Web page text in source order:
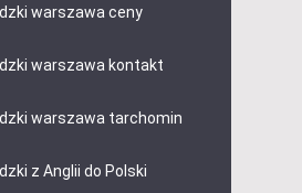
warszawa ceny
warszawa kontakt
warszawa tarchomin
z Anglii do Polski